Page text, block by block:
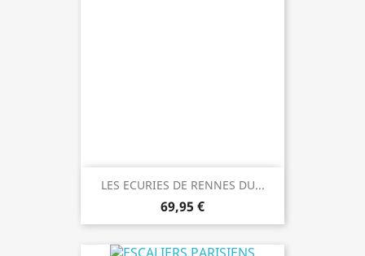
LES ECURIES DE RENNES DU...
69,95 €